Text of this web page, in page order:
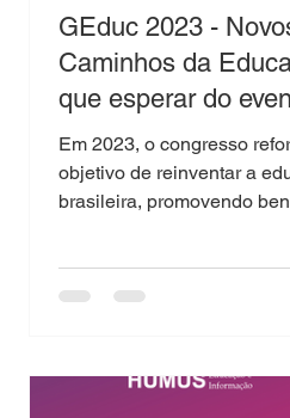
GEduc 2023 -
Caminhos da
que esperar do
Em 2023, o congresso
objetivo de reinventar a
brasileira, promovendo